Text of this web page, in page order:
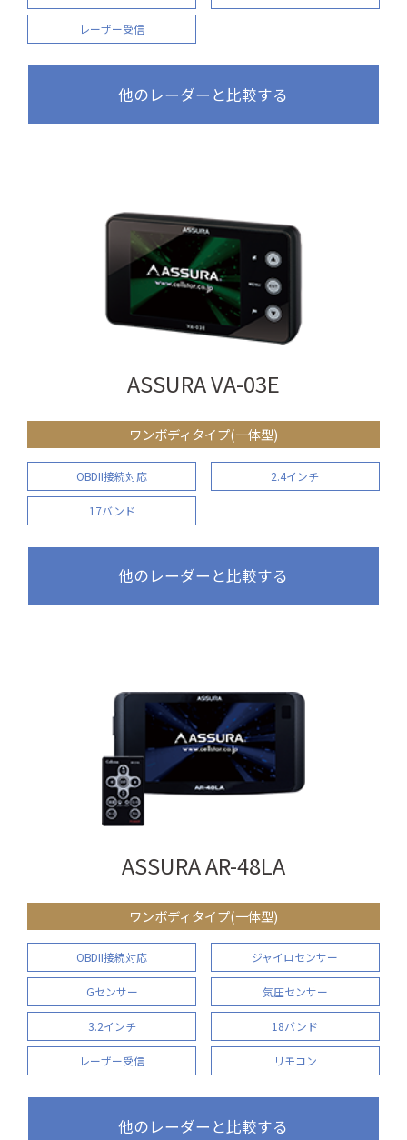
レーザー受信
他のレーダーと比較する
ASSURA VA-03E
ワンボディタイプ(一体型)
OBDII接続対応 2.4インチ
17バンド
他のレーダーと比較する
ASSURA AR-48LA
ワンボディタイプ(一体型)
OBDII接続対応 ジャイロセンサー
Gセンサー 気圧センサー
3.2インチ 18バンド
レーザー受信 リモコン
他のレーダーと比較する